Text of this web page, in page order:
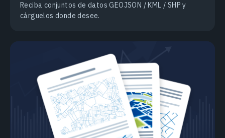
Reciba conjuntos de datos GEOJSON / KML / SHP y
cárguelos donde desee.